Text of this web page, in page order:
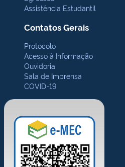
Assistência Estudantil
Contatos Gerais
Protocolo
Acesso à Informação
Ouvidoria
Sala de Imprensa
COVID-19